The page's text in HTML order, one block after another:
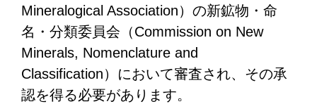
Mineralogical Association）の新鉱物・命
名・分類委員会（Commission on New
Minerals, Nomenclature and
Classification）において審査され、その承
認を得る必要があります。